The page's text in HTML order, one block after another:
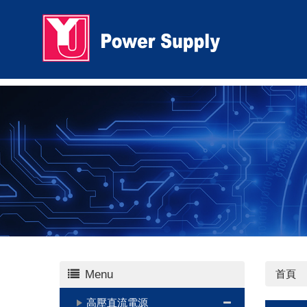
Menu
高壓直流電源
首頁